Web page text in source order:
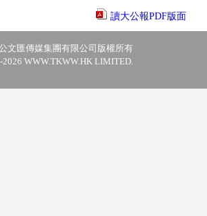
讀大公報PDF版面
文匯傳媒集團有限公司版權所有
WWW.TKWW.HK LIMITED.